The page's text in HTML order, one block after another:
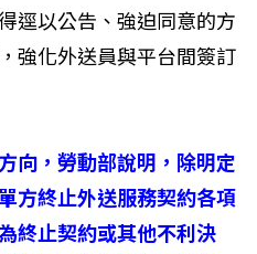
逕以公告、強迫同意的方
強化外送員與平台間簽訂
向，勞動部說明，除明定
方終止外送服務契約各項
終止契約或其他不利決